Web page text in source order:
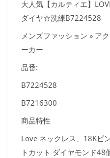
大人気【カルティエ】
ダイヤ☆洗練B7224528
メンズファッション » ア
ーカー
品番:
B7224528
B7216300
商品特性
Love ネックレス、18Kピ
トカット ダイヤモンド48